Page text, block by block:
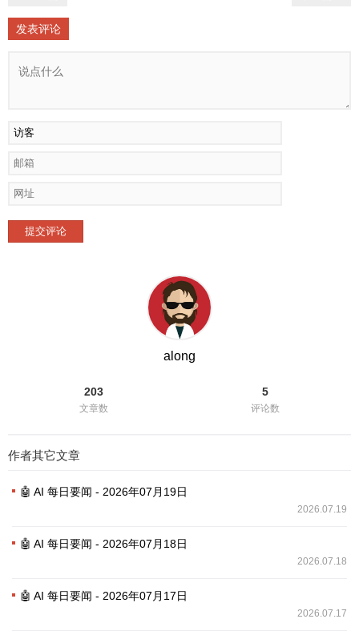
发表评论
提交评论
along
203
文章数
5
评论数
作者其它文章
🤖 AI 每日要闻 - 2026年07月19日
2026.07.19
🤖 AI 每日要闻 - 2026年07月18日
2026.07.18
🤖 AI 每日要闻 - 2026年07月17日
2026.07.17